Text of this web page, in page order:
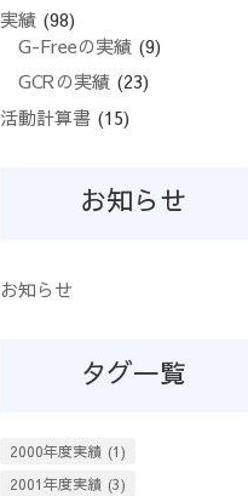
実績(98)
G-Freeの実績(9)
GCRの実績(23)
活動計算書(15)
お知らせ
お知らせ
タグ一覧
2000年度実績 (1)
2001年度実績 (3)